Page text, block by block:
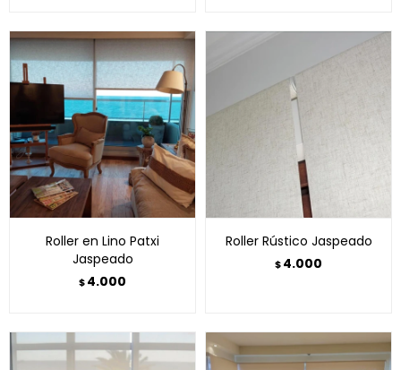
Roller en Lino Patxi
Jaspeado
$4.000
Roller Rústico Jaspeado
$4.000